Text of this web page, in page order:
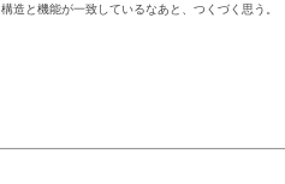
構造と機能が一致しているなあと、つくづく思う。